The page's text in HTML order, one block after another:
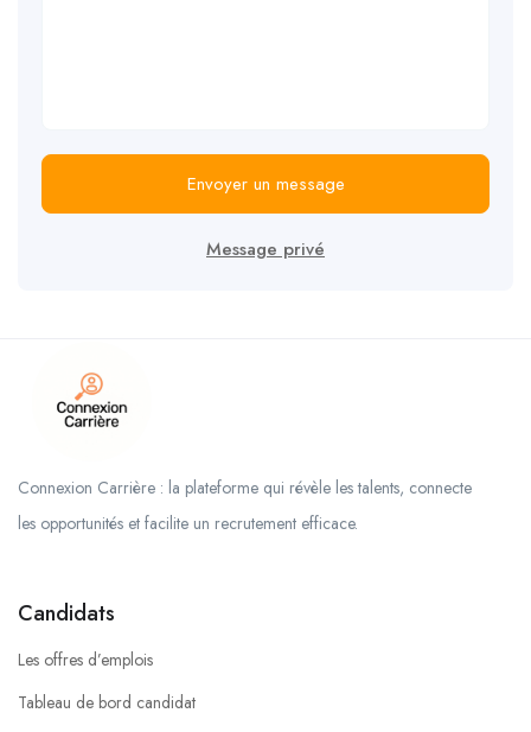
Envoyer un message
Message privé
Connexion Carrière : la plateforme qui révèle les talents, connecte
les opportunités et facilite un recrutement efficace.
Candidats
Les offres d’emplois
Tableau de bord candidat